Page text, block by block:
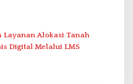
Layanan Alokasi Tanah
Digital Melalui LMS